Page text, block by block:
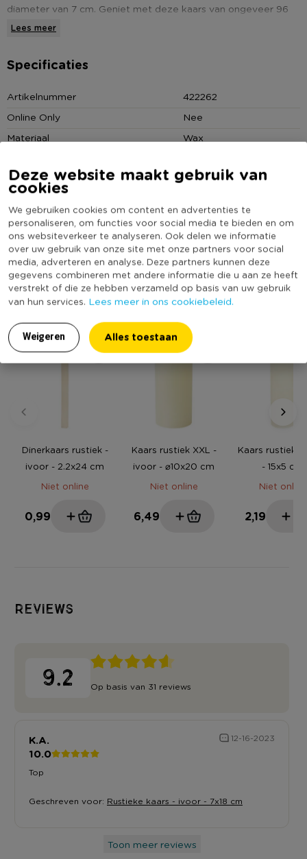
Deze website maakt gebruik van
cookies
We gebruiken cookies om content en advertenties te
personaliseren, om functies voor social media te bieden en om
ons websiteverkeer te analyseren. Ook delen we informatie
over uw gebruik van onze site met onze partners voor social
media, adverteren en analyse. Deze partners kunnen deze
gegevens combineren met andere informatie die u aan ze heeft
verstrekt of die ze hebben verzameld op basis van uw gebruik
van hun services. Lees meer in ons cookiebeleid.
Weigeren Alles toestaan
diameter van 7 cm. Geniet met deze kaars van ongeveer 96
branduren.
De rustieke kaarsencollectie van Xenos bestaat uit een
heleboel soorten kaarsen. Leuk om kaarsen in verschillende
of steentjes erbij. En voilà, je hebt een super toffe eyecatcher
in je interieur.
• Rustieke kaars
• Verkrijgbaar in diverse kleuren en formaten.
Lees meer
Specificaties
Artikelnummer
422262
Online Only
Nee
Materiaal
Wax
Producthoogte (cm)
18
Aantal branduren
96
Duurzaamheidsscore
(Nog) geen score
bekend
Dinerkaars rustiek -
ivoor - 2.2x24 cm
Niet online
0,99
Kaars rustiek XXL -
ivoor - ⌀10x20 cm
Niet online
6,49
Kaars rustiek -
- 15x5 cm
Niet online
2,19
Reviews
9.2 Op basis van 31 reviews
K.A. 12-16-2023
10.0
Top
Geschreven voor: Rustieke kaars - ivoor - 7x18 cm
Toon meer reviews